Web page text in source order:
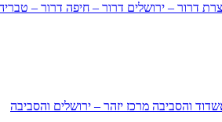
דרור – ירושלים דרור – חיפה דרור –
והסביבה מרכז יזהר – ירושלים והסביבה